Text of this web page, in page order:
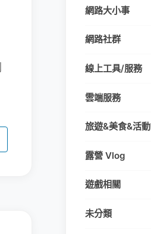
網路大小事
網路社群
線上工具/服務
雲端服務
旅遊&美食&活
露營 Vlog
遊戲相關
未分類